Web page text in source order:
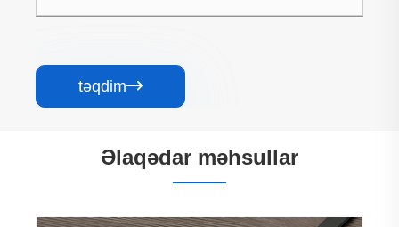
təqdim
Əlaqədar məhsullar